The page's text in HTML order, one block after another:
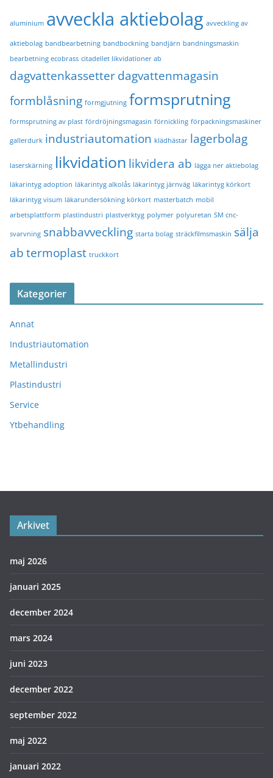
aluminium avveckla aktiebolag avveckling av
aktiebolag bandbearbetning bandbockning bandjärn bandningsmaskin
bearbetning ecobrass citadellet likvidationer ab
dagvattenkassetterdagvattenmagasin
formblåsning formgjutning formsprutning
formsprutning av plast fördröjningsmagasin förnickling förpackningsmaskiner
gallerdurk industriautomation klädhästar lagerbolag
laserskärning likvidation likvidera ab lägga ner aktiebolag
läkarintyg adoption läkarintyg alkolås läkarintyg järnväg läkarintyg körkort
läkarintyg visum läkarundersökning körkort masterbatch mobil
arbetsplattform plastindustri plastverktyg polymer polyuretan SM cnc-
svarvning snabbavveckling starta bolag sträckfilmsmaskin sälja
abtermoplast truckkort
Kategorier
Annat
Industriautomation
Metallindustri
Plastindustri
Service
Ytbehandling
Arkivet
maj 2026
januari 2025
december 2024
mars 2024
juni 2023
december 2022
september 2022
maj 2022
januari 2022